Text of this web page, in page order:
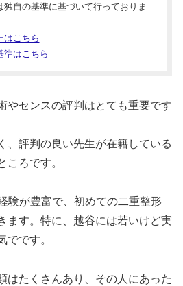
自の基準に基づいて行っておりま
はこちら
準はこちら
やセンスの評判はとても重要です
、評判の良い先生が在籍している
ころです。
験が豊富で、初めての二重整形
ます。特に、越谷には若いけど実
でです。
はたくさんあり、その人にあった